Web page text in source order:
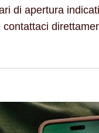
di apertura